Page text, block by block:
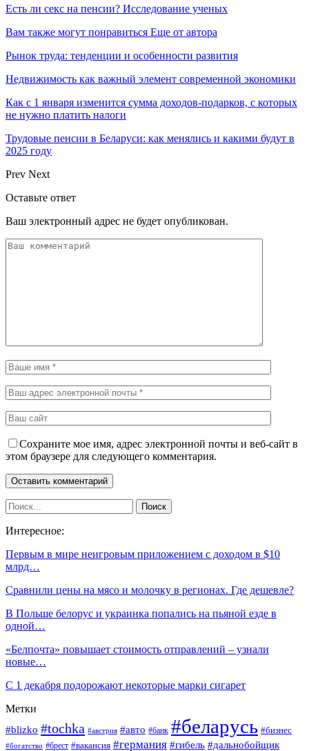
Есть ли секс на пенсии? Исследование ученых
Вам также могут понравиться Еще от автора
Рынок труда: тенденции и особенности развития
Недвижимость как важный элемент современной экономики
Как с 1 января изменится сумма доходов-подарков, с которых
не нужно платить налоги
Трудовые пенсии в Беларуси: как менялись и какими будут в
2025 году
Prev Next
Оставьте ответ
Ваш электронный адрес не будет опубликован.
Сохраните мое имя, адрес электронной почты и веб-сайт в
этом браузере для следующего комментария.
Интересное:
Первым в мире неигровым приложением с доходом в $10
млрд…
Сравнили цены на мясо и молочку в регионах. Где дешевле?
В Польше белорус и украинка попались на пьяной езде в
одной…
«Белпочта» повышает стоимость отправлений – узнали
новые…
С 1 декабря подорожают некоторые марки сигарет
Метки
#blizko #tochka #австрия #авто #банк #беларусь #бизнес
#богатство #брест #вакансия #германия #гибель #дальнобойщик